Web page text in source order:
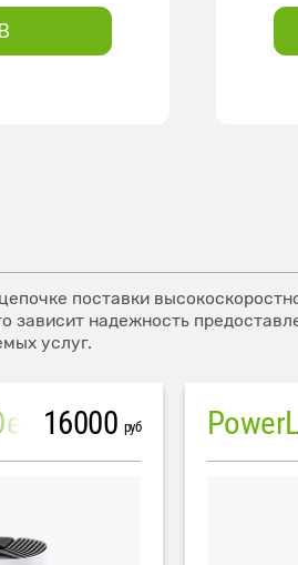
поставки
зависит надежность
услуг.
Mesh система TP-Link Deco M4 (3 устройства)
16000 руб